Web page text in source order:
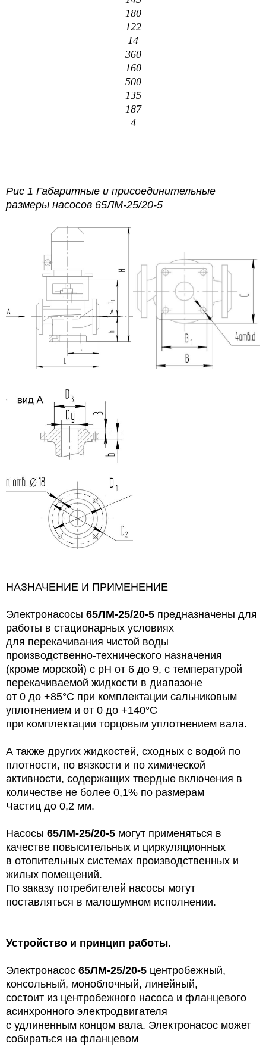
180
122
14
360
160
500
135
187
4
Рис 1 Габаритные и присоединительные
размеры насосов 65ЛМ-25/20-5
НАЗНАЧЕНИЕ И ПРИМЕНЕНИЕ
Электронасосы 65ЛМ-25/20-5 предназначены для
работы в стационарных условиях
для перекачивания чистой воды
производственно-технического назначения
(кроме морской) с pH от 6 до 9, с температурой
перекачиваемой жидкости в диапазоне
от 0 до +85°С при комплектации сальниковым
уплотнением и от 0 до +140°С
при комплектации торцовым уплотнением вала.
А также других жидкостей, сходных с водой по
плотности, по вязкости и по химической
активности, содержащих твердые включения в
количестве не более 0,1% по размерам
Частиц до 0,2 мм.
Насосы 65ЛМ-25/20-5 могут применяться в
качестве повысительных и циркуляционных
в отопительных системах производственных и
жилых помещений.
По заказу потребителей насосы могут
поставляться в малошумном исполнении.
Устройство и принцип работы.
Электронасос 65ЛМ-25/20-5 центробежный,
консольный, моноблочный, линейный,
состоит из центробежного насоса и фланцевого
асинхронного электродвигателя
с удлиненным концом вала. Электронасос может
собираться на фланцевом